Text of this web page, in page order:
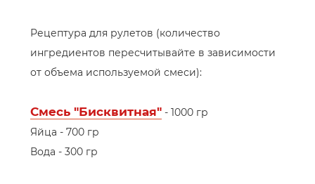
Рецептура для рулетов (количество
ингредиентов пересчитывайте в зависимости
от объема используемой смеси):
Смесь "Бисквитная" - 1000 гр
Яйца - 700 гр
Вода - 300 гр